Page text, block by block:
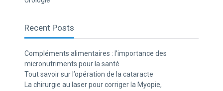
Recent Posts
Compléments alimentaires : l’importance des
micronutriments pour la santé
Tout savoir sur l’opération de la cataracte
La chirurgie au laser pour corriger la Myopie,